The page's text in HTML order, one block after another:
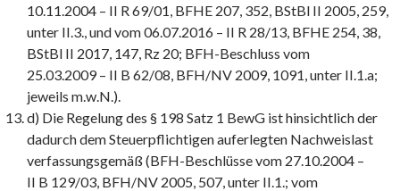
10.11.2004 – II R 69/01, BFHE 207, 352, BStBl II 2005, 259,
unter II.3., und vom 06.07.2016 – II R 28/13, BFHE 254, 38,
BStBl II 2017, 147, Rz 20; BFH-Beschluss vom
25.03.2009 – II B 62/08, BFH/NV 2009, 1091, unter II.1.a;
jeweils m.w.N.).
d) Die Regelung des § 198 Satz 1 BewG ist hinsichtlich der
dadurch dem Steuerpflichtigen auferlegten Nachweislast
verfassungsgemäß (BFH-Beschlüsse vom 27.10.2004 –
II B 129/03, BFH/NV 2005, 507, unter II.1.; vom